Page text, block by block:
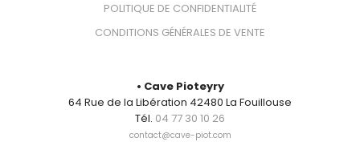
POLITIQUE DE CONFIDENTIALITÉ
CONDITIONS GÉNÉRALES DE VENTE
• Cave Pioteyry
64 Rue de la Libération 42480 La Fouillouse
Tél. 04 77 30 10 26
contact@cave-piot.com